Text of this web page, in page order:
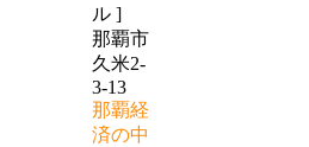
ル ]
那覇市
久米2-
3-13
那覇経
済の中